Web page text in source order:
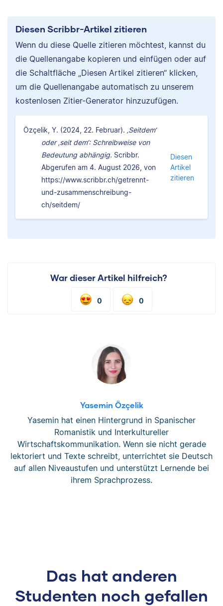
Diesen Scribbr-Artikel zitieren
Wenn du diese Quelle zitieren möchtest, kannst du
die Quellenangabe kopieren und einfügen oder auf
die Schaltfläche „Diesen Artikel zitieren“ klicken,
um die Quellenangabe automatisch zu unserem
kostenlosen Zitier-Generator hinzuzufügen.
Özçelik, Y. (2024, 22. Februar). ‚Seitdem‘
oder ‚seit dem‘: Schreibweise von
Bedeutung abhängig. Scribbr.
Abgerufen am 4. August 2026, von
https://www.scribbr.ch/getrennt-
und-zusammenschreibung-
ch/seitdem/
Diesen
Artikel
zitieren
War dieser Artikel hilfreich?
0 0
Yasemin Özçelik
Yasemin hat einen Hintergrund in Spanischer
Romanistik und Interkultureller
Wirtschaftskommunikation. Wenn sie nicht gerade
lektoriert und Texte schreibt, unterrichtet sie Deutsch
auf allen Niveaustufen und unterstützt Lernende bei
ihrem Sprachprozess.
Das hat anderen
Studenten noch gefallen